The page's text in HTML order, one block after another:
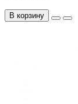
В корзину